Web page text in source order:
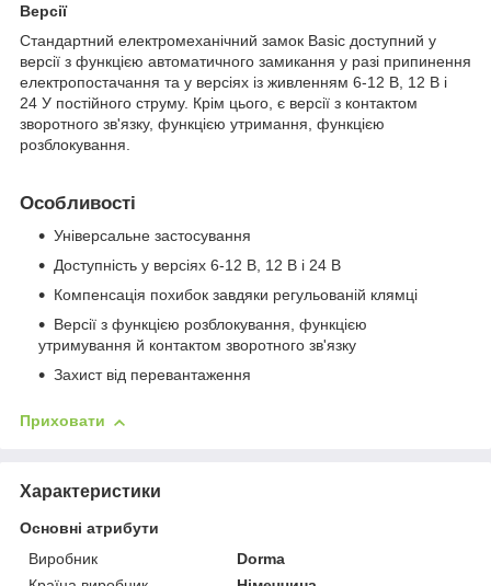
Версії
Стандартний електромеханічний замок Basic доступний у
версії з функцією автоматичного замикання у разі припинення
електропостачання та у версіях із живленням 6-12 В, 12 В і
24 У постійного струму. Крім цього, є версії з контактом
зворотного зв'язку, функцією утримання, функцією
розблокування.
Особливості
Універсальне застосування
Доступність у версіях 6-12 В, 12 В і 24 В
Компенсація похибок завдяки регульованій клямці
Версії з функцією розблокування, функцією
утримування й контактом зворотного зв'язку
Захист від перевантаження
Приховати
Характеристики
Основні атрибути
Виробник
Dorma